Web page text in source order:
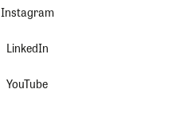
Instagram
LinkedIn
YouTube